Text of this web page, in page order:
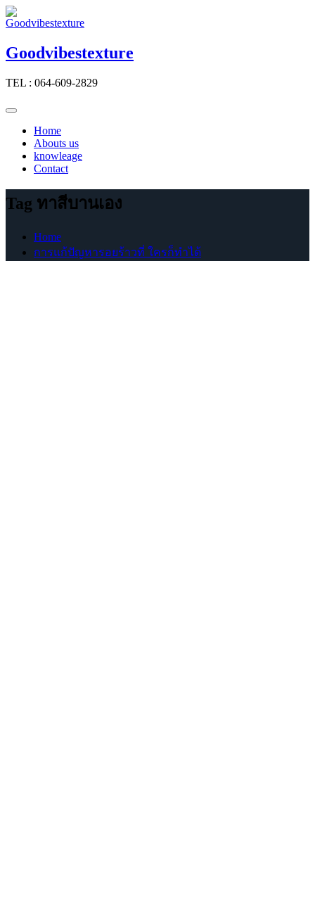
Skip
to
Goodvibestexture
TEL : 064-609-2829
Home
Abouts us
knowleage
Contact
Tag ทาสีบานเอง
Home
การแก้ปัญหารอยร้าวที่ ใครก็ทำได้